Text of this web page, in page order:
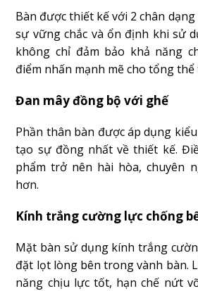
Bàn được thiết kế với 2 chân
sự vững chắc và ổn định khi sử
không chỉ đảm bảo khả năng
điểm nhấn mạnh mẽ cho tổng thể
Đan mây đồng bộ với ghế
Phần thân bàn được áp dụng
tạo sự đồng nhất về thiết kế.
phẩm trở nên hài hòa, chuyên
hơn.
Kính trắng cường lực chống
Mặt bàn sử dụng kính trắng
đặt lọt lòng bên trong vành bàn.
năng chịu lực tốt, hạn chế nứt